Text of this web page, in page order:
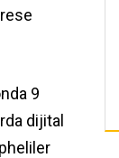
9
dijital